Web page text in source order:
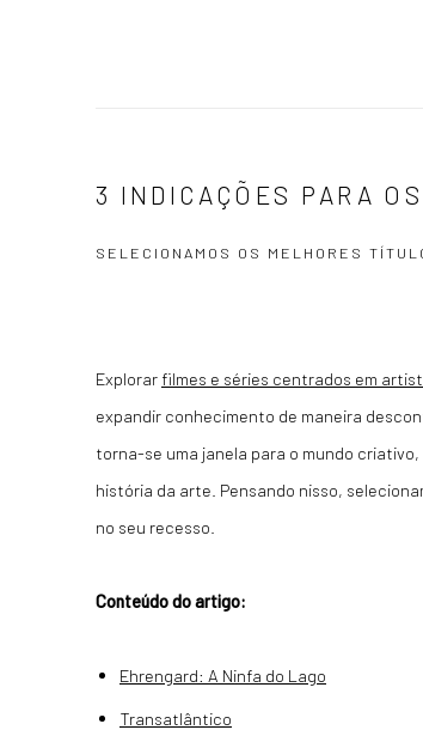
3 INDICAÇÕES PARA
SELECIONAMOS OS MELHORES
Explorar filmes e séries centrados em
expandir conhecimento de maneira
torna-se uma janela para o mundo
história da arte. Pensando nisso,
no seu recesso.
Conteúdo do artigo:
Ehrengard: A Ninfa do Lago
Transatlântico